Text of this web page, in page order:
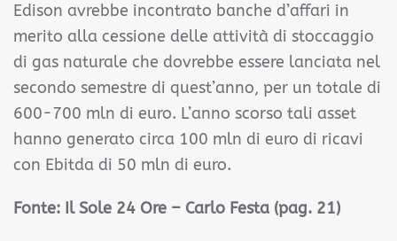
Edison avrebbe incontrato banche d’affari in
merito alla cessione delle attività di stoccaggio
di gas naturale che dovrebbe essere lanciata nel
secondo semestre di quest’anno, per un totale di
600-700 mln di euro. L’anno scorso tali asset
hanno generato circa 100 mln di euro di ricavi
con Ebitda di 50 mln di euro.
Fonte: Il Sole 24 Ore – Carlo Festa (pag. 21)